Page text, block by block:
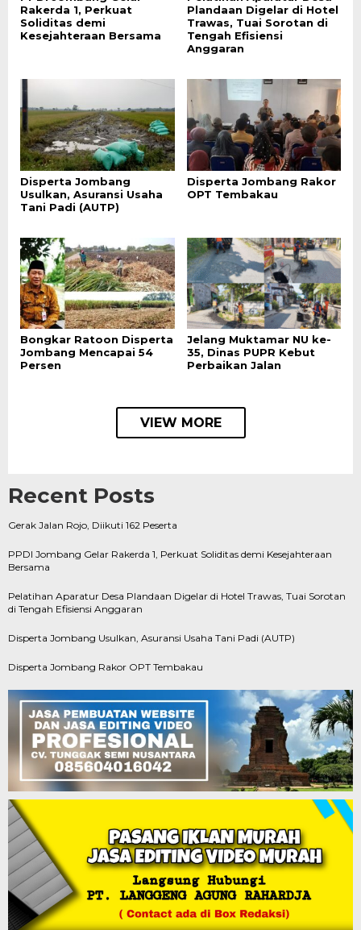
Rakerda 1, Perkuat
Soliditas demi
Kesejahteraan Bersama
Plandaan Digelar di Hotel
Trawas, Tuai Sorotan di
Tengah Efisiensi
Anggaran
Disperta Jombang
Usulkan, Asuransi Usaha
Tani Padi (AUTP)
Disperta Jombang Rakor
OPT Tembakau
Bongkar Ratoon Disperta
Jombang Mencapai 54
Persen
Jelang Muktamar NU ke-
35, Dinas PUPR Kebut
Perbaikan Jalan
VIEW MORE
Recent Posts
Gerak Jalan Rojo, Diikuti 162 Peserta
PPDI Jombang Gelar Rakerda 1, Perkuat Soliditas demi Kesejahteraan
Bersama
Pelatihan Aparatur Desa Plandaan Digelar di Hotel Trawas, Tuai Sorotan
di Tengah Efisiensi Anggaran
Disperta Jombang Usulkan, Asuransi Usaha Tani Padi (AUTP)
Disperta Jombang Rakor OPT Tembakau